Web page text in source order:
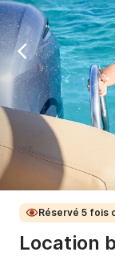
Réservé 5 fois
Location